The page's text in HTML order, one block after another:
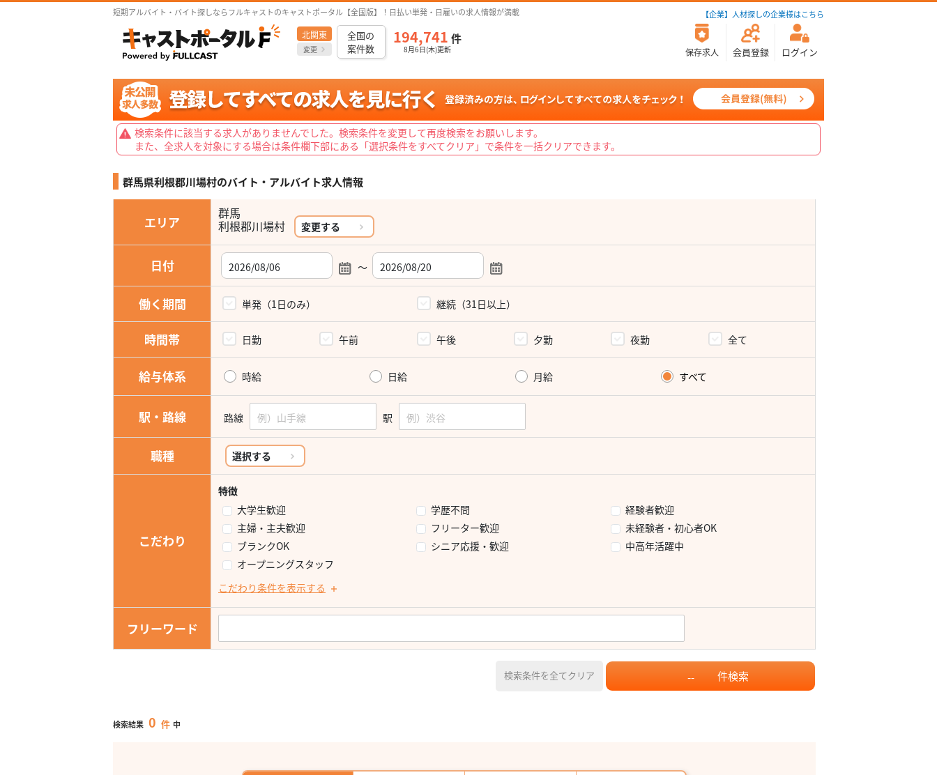
短期アルバイト・バイト探しならフルキャストのキャストポータル【全国版】！日払い単発・日雇いの求人情報が満載 【企業】人材探しの企業様はこちら
北関東
変更
全国の
案件数
194,741 件
8月6日(木)更新 保存求人 会員登録 ログイン
検索条件に該当する求人がありませんでした。検索条件を変更して再度検索をお願いします。
また、全求人を対象にする場合は条件欄下部にある「選択条件をすべてクリア」で条件を一括クリアできます。
群馬県利根郡川場村のバイト・アルバイト求人情報
エリア
群馬
利根郡川場村 変更する
日付 ～
働く期間 単発（1日のみ） 継続（31日以上）
時間帯 日勤 午前 午後 夕勤 夜勤 全て
給与体系 時給 日給 月給 すべて
駅・路線 路線 駅
職種 選択する
こだわり
特徴
大学生歓迎
学歴不問
経験者歓迎
主婦・主夫歓迎
フリーター歓迎
未経験者・初心者OK
ブランクOK
シニア応援・歓迎
中高年活躍中
オープニングスタッフ
こだわり条件を表示する
フリーワード
検索条件を全てクリア -- 件検索
検索結果 0 件 中